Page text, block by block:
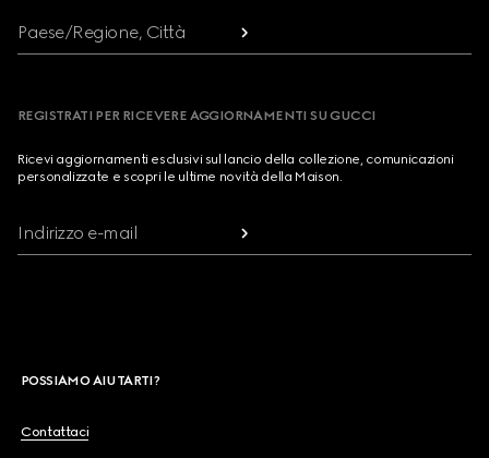
Paese/Regione, Città
REGISTRATI PER RICEVERE AGGIORNAMENTI SU GUCCI
Ricevi aggiornamenti esclusivi sul lancio della collezione, comunicazioni
personalizzate e scopri le ultime novità della Maison.
Indirizzo e-mail
POSSIAMO AIUTARTI?
Contattaci